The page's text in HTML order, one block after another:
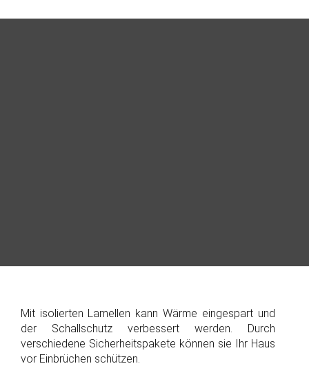
Mit isolierten Lamellen kann Wärme eingespart und
der Schallschutz verbessert werden. Durch
verschiedene Sicherheitspakete können sie Ihr Haus
vor Einbrüchen schützen.